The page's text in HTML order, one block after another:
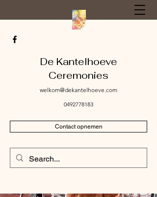
De Kantelhoeve
Ceremonies
welkom@dekantelhoeve.com
0492778183
Contact opnemen